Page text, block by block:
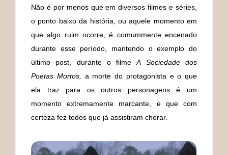
Não é por menos que em diversos filmes e séries,
o ponto baixo da história, ou aquele momento em
que algo ruim ocorre, é comummente encenado
durante esse período, mantendo o exemplo do
último post, durante o filmeA Sociedade dos
Poetas Mortos, a morte do protagonista e o que
ela traz para os outros personagens é um
momento extremamente marcante, e que com
certeza fez todos que já assistiram chorar.